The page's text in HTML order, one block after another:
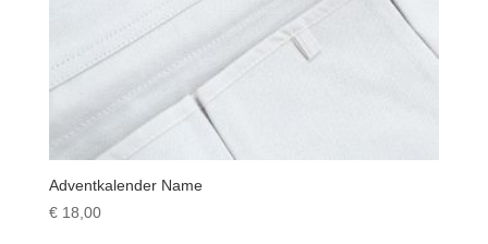
Adventkalender Name
€18,00